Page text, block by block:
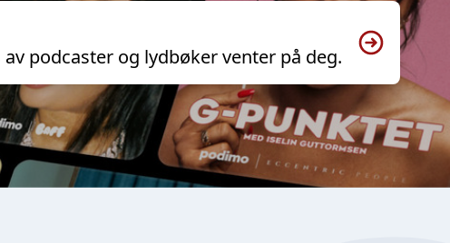
podcaster og lydbøker venter på deg.